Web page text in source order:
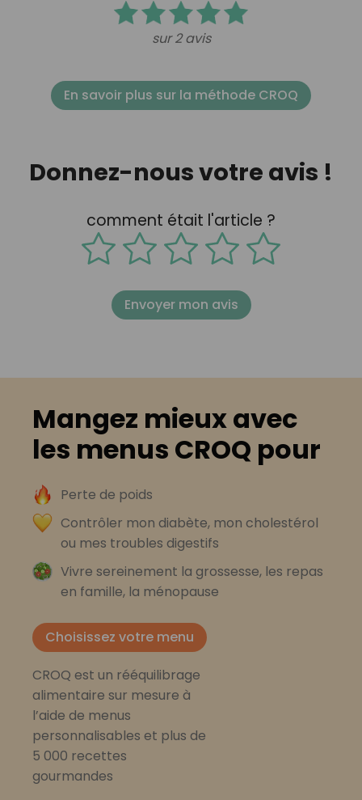
sur 2 avis
En savoir plus sur la méthode CROQ
Donnez-nous votre avis !
comment était l'article ?
Envoyer mon avis
Mangez mieux avec
les menus CROQ pour
Perte de poids
Contrôler mon diabète, mon cholestérol
ou mes troubles digestifs
Vivre sereinement la grossesse, les repas
en famille, la ménopause
Choisissez votre menu
CROQ est un rééquilibrage
alimentaire sur mesure à
l’aide de menus
personnalisables et plus de
5 000 recettes
gourmandes